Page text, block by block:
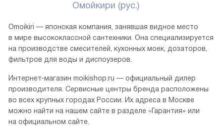
Омойкири (рус.)
Omoikiri — японская компания, занявшая видное место
в мире высококлассной сантехники. Она специализируется
на производстве смесителей, кухонных моек, дозаторов,
фильтров для воды и диспоузеров.
Интернет-магазин moikishop.ru — официальный дилер
производителя. Сервисные центры бренда расположены
во всех крупных городах России. Их адреса в Москве
можно найти на нашем сайте в разделе «Гарантия» или
на официальном сайте.